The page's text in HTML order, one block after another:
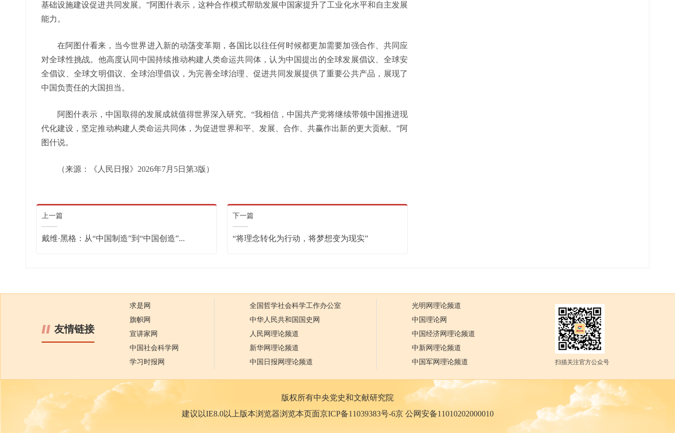
基础设施建设促进共同发展。”阿图什表示，这种合作模式帮助发展中国家提升了工业化水平和自主发展
能力。
在阿图什看来，当今世界进入新的动荡变革期，各国比以往任何时候都更加需要加强合作、共同应
对全球性挑战。他高度认同中国持续推动构建人类命运共同体，认为中国提出的全球发展倡议、全球安
全倡议、全球文明倡议、全球治理倡议，为完善全球治理、促进共同发展提供了重要公共产品，展现了
中国负责任的大国担当。
阿图什表示，中国取得的发展成就值得世界深入研究。“我相信，中国共产党将继续带领中国推进现
代化建设，坚定推动构建人类命运共同体，为促进世界和平、发展、合作、共赢作出新的更大贡献。”阿
图什说。
（来源：《人民日报》2026年7月5日第3版）
上一篇
戴维·黑格：从“中国制造”到“中国创造”...
下一篇
“将理念转化为行动，将梦想变为现实”
友情链接
求是网
旗帜网
宣讲家网
中国社会科学网
学习时报网
全国哲学社会科学工作办公室
中华人民共和国国史网
人民网理论频道
新华网理论频道
中国日报网理论频道
光明网理论频道
中国理论网
中国经济网理论频道
中新网理论频道
中国军网理论频道
扫描关注官方公众号
版权所有中央党史和文献研究院
建议以IE8.0以上版本浏览器浏览本页面京ICP备11039383号-6京 公网安备11010202000010